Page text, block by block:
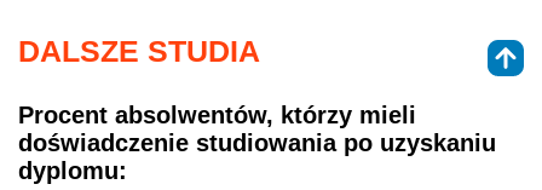
DALSZE STUDIA
Procent absolwentów, którzy mieli
doświadczenie studiowania po uzyskaniu
dyplomu: